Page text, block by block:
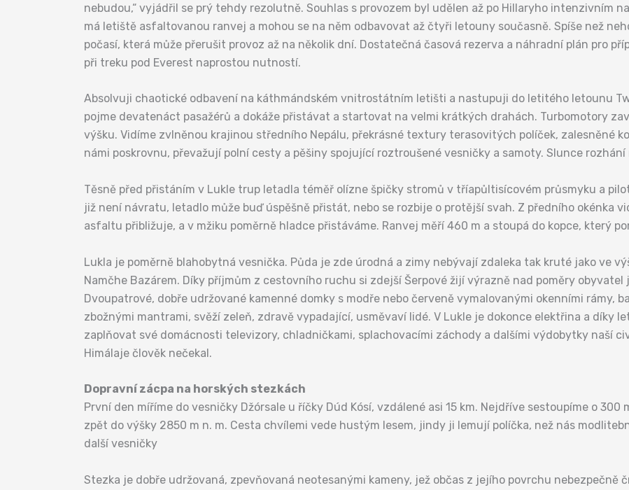
nebudou,“ vyjádřil se prý tehdy rezolutně. Souhlas s provozem byl udělen až po Hillaryho intenzivním
má letiště asfaltovanou ranvej a mohou se na něm odbavovat až čtyři letouny současně. Spíše než
počasí, která může přerušit provoz až na několik dní. Dostatečná časová rezerva a náhradní plán pro
při treku pod Everest naprostou nutností.
Absolvuji chaotické odbavení na káthmándském vnitrostátním letišti a nastupuji do letitého letounu
pojme devatenáct pasažérů a dokáže přistávat a startovat na velmi krátkých drahách. Turbomotory
výšku. Vidíme zvlněnou krajinou středního Nepálu, překrásné textury terasovitých políček, zalesněné
námi poskrovnu, převažují polní cesty a pěšiny spojující roztroušené vesničky a samoty. Slunce
Těsně před přistáním v Lukle trup letadla téměř olízne špičky stromů v tříapůltisícovém průsmyku a
již není návratu, letadlo může buď úspěšně přistát, nebo se rozbije o protější svah. Z předního okénka
asfaltu přibližuje, a v mžiku poměrně hladce přistáváme. Ranvej měří 460 m a stoupá do kopce, který
Lukla je poměrně blahobytná vesnička. Půda je zde úrodná a zimy nebývají zdaleka tak kruté jako ve
Namčhe Bazárem. Díky příjmům z cestovního ruchu si zdejší Šerpové žijí výrazně nad poměry
Dvoupatrové, dobře udržované kamenné domky s modře nebo červeně vymalovanými okenními rámy,
zbožnými mantrami, svěží zeleň, zdravě vypadající, usměvaví lidé. V Lukle je dokonce elektřina a díky
zaplňovat své domácnosti televizory, chladničkami, splachovacími záchody a dalšími výdobytky naší
Himálaje člověk nečekal.
Dopravní zácpa na horských stezkách
První den míříme do vesničky Džórsale u říčky Dúd Kósí, vzdálené asi 15 km. Nejdříve sestoupíme o 300
zpět do výšky 2850 m n. m. Cesta chvílemi vede hustým lesem, jindy ji lemují políčka, než nás
další vesničky
Stezka je dobře udržovaná, zpevňovaná neotesanými kameny, jež občas z jejího povrchu nebezpečně